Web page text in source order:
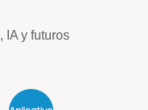
IA y futuros